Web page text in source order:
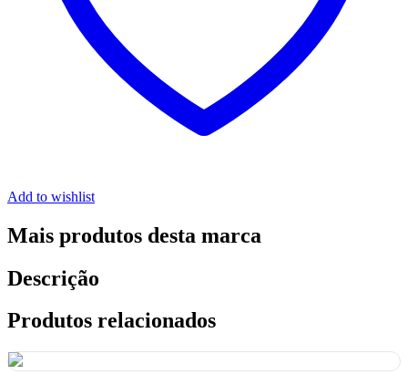
Add to wishlist
Mais produtos desta marca
Descrição
Produtos relacionados